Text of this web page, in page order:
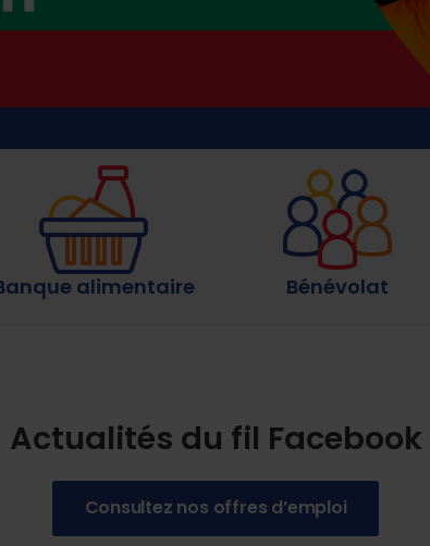
alimentaire Bénévolat
Actualités du fil Facebook
Consultez nos offres d’emploi